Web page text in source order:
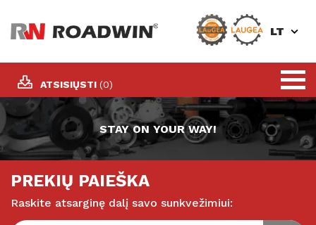
ATSISIŲSTI (0)
LT
STAY ON YOUR WAY!
PREKIŲ PAIEŠKA
Raskite atsarginę dalį savo sunkvežimiui: